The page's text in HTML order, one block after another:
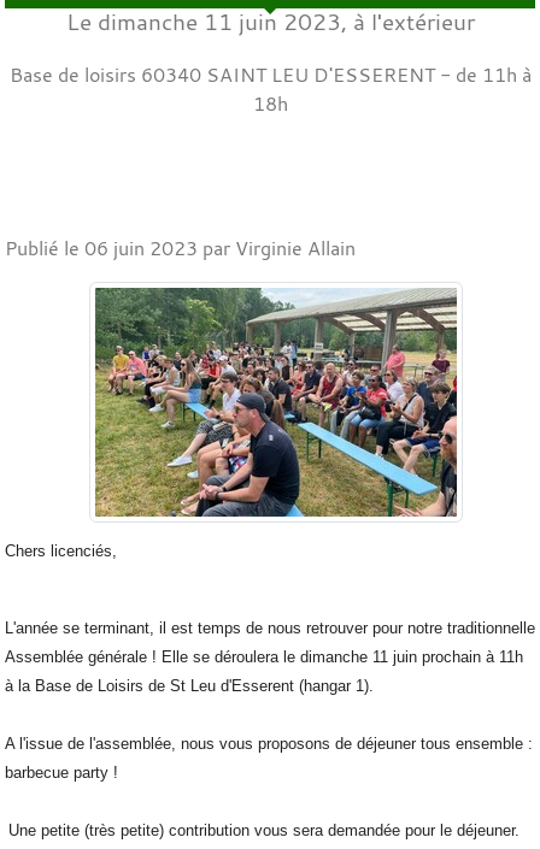
Le dimanche 11 juin 2023, à l'extérieur
Base de loisirs 60340 SAINT LEU D'ESSERENT - de 11h à
18h
Publié le 06 juin 2023 par Virginie Allain
Chers licenciés,
L'année se terminant, il est temps de nous retrouver pour notre traditionnelle
Assemblée générale ! Elle se déroulera le dimanche 11 juin prochain à 11h
à la Base de Loisirs de St Leu d'Esserent (hangar 1).
A l'issue de l'assemblée, nous vous proposons de déjeuner tous ensemble :
barbecue party !
Une petite (très petite) contribution vous sera demandée pour le déjeuner.